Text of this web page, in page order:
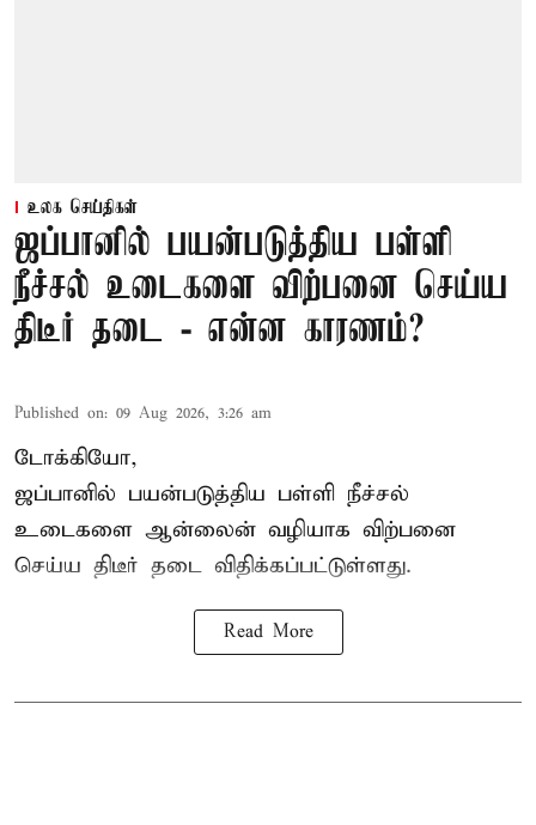
உலக செய்திகள்
ஜப்பானில் பயன்படுத்திய பள்ளி
நீச்சல் உடைகளை விற்பனை செய்ய
திடீர் தடை - என்ன காரணம்?
Published on: 09 Aug 2026, 3:26 am
டோக்கியோ,
ஜப்பானில் பயன்படுத்திய பள்ளி நீச்சல்
உடைகளை ஆன்லைன் வழியாக விற்பனை
செய்ய திடீர் தடை விதிக்கப்பட்டுள்ளது.
Read More